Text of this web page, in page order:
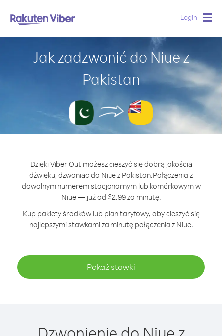
Login
Jak zadzwonić do Niue z
Pakistan
Dzięki Viber Out możesz cieszyć się dobrą jakością
dźwięku, dzwoniąc do Niue z Pakistan.Połączenia z
dowolnym numerem stacjonarnym lub komórkowym w
Niue — już od $2.99 za minutę.
Kup pakiety środków lub plan taryfowy, aby cieszyć się
najlepszymi stawkami za minutę połączenia z Niue.
Pokaż stawki